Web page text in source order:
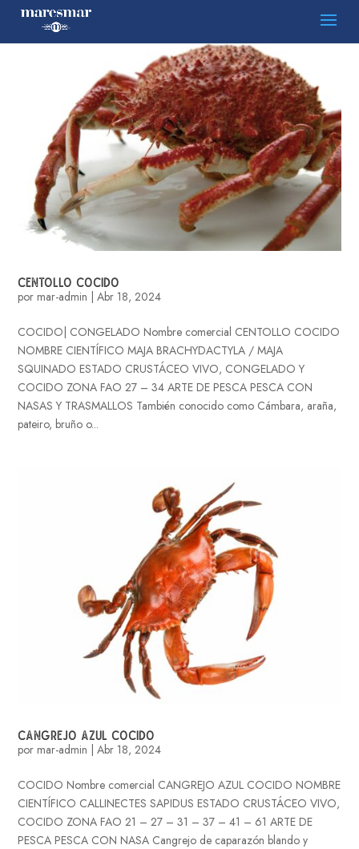
CENTOLLO COCIDO
pormar-admin |Abr 18, 2024
COCIDO| CONGELADO Nombre comercial CENTOLLO COCIDO
NOMBRE CIENTÍFICO MAJA BRACHYDACTYLA / MAJA
SQUINADO ESTADO CRUSTÁCEO VIVO, CONGELADO Y
COCIDO ZONA FAO 27 – 34 ARTE DE PESCA PESCA CON
NASAS Y TRASMALLOS También conocido como Cámbara, araña,
pateiro, bruño o...
CANGREJO AZUL COCIDO
pormar-admin |Abr 18, 2024
COCIDO Nombre comercial CANGREJO AZUL COCIDO NOMBRE
CIENTÍFICO CALLINECTES SAPIDUS ESTADO CRUSTÁCEO VIVO,
COCIDO ZONA FAO 21 – 27 – 31 – 37 – 41 – 61 ARTE DE
PESCA PESCA CON NASA Cangrejo de caparazón blando y